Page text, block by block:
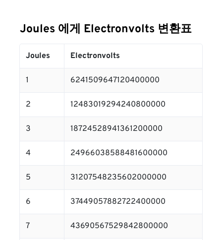
Joules 에게 Electronvolts 변환표
Joules Electronvolts
1 6241509647120400000
2 12483019294240800000
3 18724528941361200000
4 24966038588481600000
5 31207548235602000000
6 37449057882722400000
7 43690567529842800000